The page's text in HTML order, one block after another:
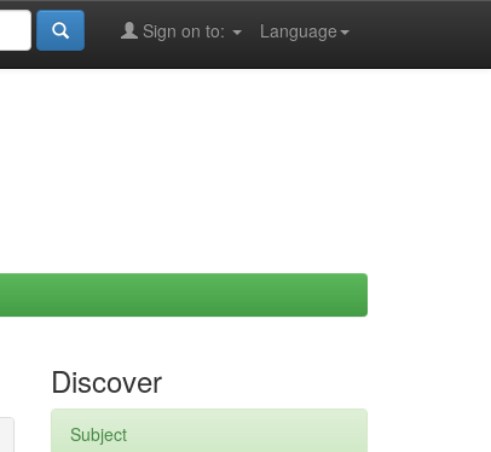
Language
Sign on to:
Discover
Subject